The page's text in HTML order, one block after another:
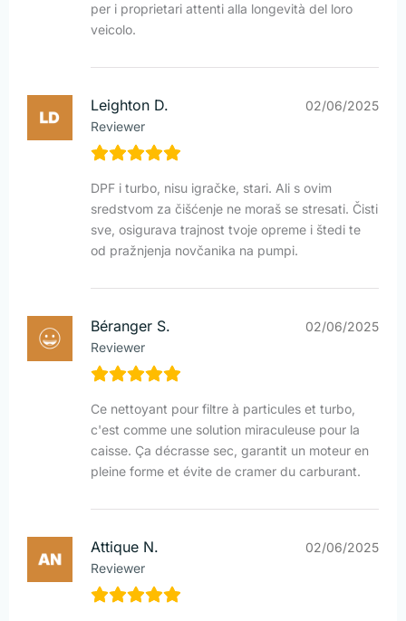
per i proprietari attenti alla longevità del loro
veicolo.
Leighton D.
Reviewer
02/06/2025
DPF i turbo, nisu igračke, stari. Ali s ovim
sredstvom za čišćenje ne moraš se stresati. Čisti
sve, osigurava trajnost tvoje opreme i štedi te
od pražnjenja novčanika na pumpi.
Béranger S.
Reviewer
02/06/2025
Ce nettoyant pour filtre à particules et turbo,
c'est comme une solution miraculeuse pour la
caisse. Ça décrasse sec, garantit un moteur en
pleine forme et évite de cramer du carburant.
Attique N.
Reviewer
02/06/2025